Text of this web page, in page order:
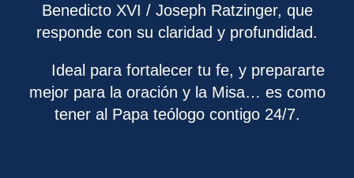
Benedicto XVI / Joseph Ratzinger, que
responde con su claridad y profundidad.
Ideal para fortalecer tu fe, y prepararte
mejor para la oración y la Misa… es como
tener al Papa teólogo contigo 24/7.